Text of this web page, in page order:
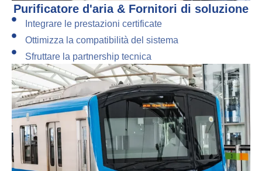
Purificatore d'aria & Fornitori di soluzione
Integrare le prestazioni certificate
Ottimizza la compatibilità del sistema
Sfruttare la partnership tecnica